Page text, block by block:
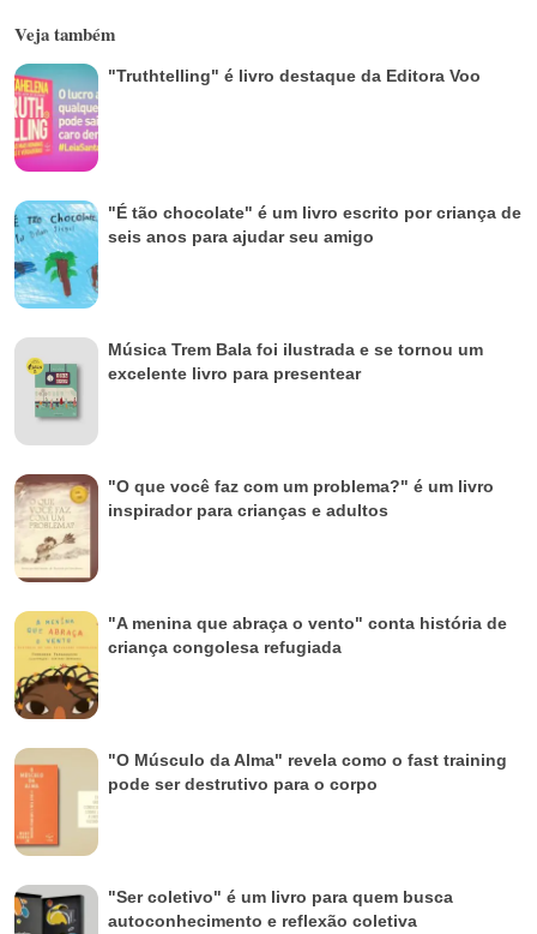
Veja também
"Truthtelling" é livro destaque da Editora Voo
"É tão chocolate" é um livro escrito por criança de
seis anos para ajudar seu amigo
Música Trem Bala foi ilustrada e se tornou um
excelente livro para presentear
"O que você faz com um problema?" é um livro
inspirador para crianças e adultos
"A menina que abraça o vento" conta história de
criança congolesa refugiada
"O Músculo da Alma" revela como o fast training
pode ser destrutivo para o corpo
"Ser coletivo" é um livro para quem busca
autoconhecimento e reflexão coletiva